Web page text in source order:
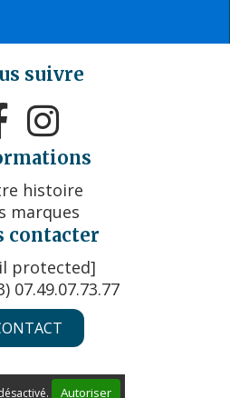
suivre

histoire
marques
contacter
protected]
07.49.07.73.77
Autoriser